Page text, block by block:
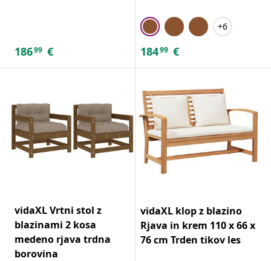
18699 €
+6
18499 €
vidaXL Vrtni stol z
blazinami 2 kosa
medeno rjava trdna
borovina
vidaXL klop z blazino
Rjava in krem 110 x 66 x
76 cm Trden tikov les